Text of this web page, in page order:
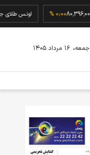
80,396,000
جمعه، ۱۶ مرداد ۱۴۰۵